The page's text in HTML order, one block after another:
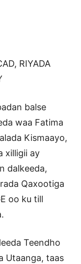
RIYADA
balse
waa Fatima
Kismaayo,
xilligii ay
dalkeeda,
Qaxootiga
oo ku till
Teendho
Utaanga, taas